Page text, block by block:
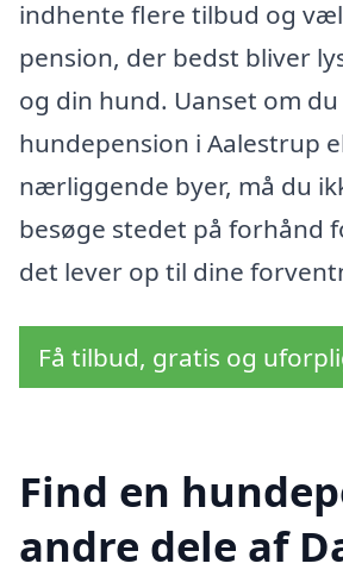
indhente flere tilbud og
pension, der bedst bliver
og din hund. Uanset om
hundepension i Aalestrup
nærliggende byer, må du
besøge stedet på forhånd
det lever op til dine
Få tilbud, gratis og
Find en
andre dele af